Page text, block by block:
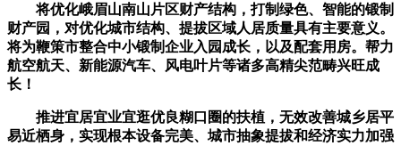
将优化峨眉山南山片区财产结构，打制绿色、智能的锻制
财产园，对优化城市结构、提拔区域人居质量具有主要意义。
将为鞭策市整合中小锻制企业入园成长，以及配套用房。帮力
航空航天、新能源汽车、风电叶片等诸多高精尖范畴兴旺成
长！
推进宜居宜业宜逛优良糊口圈的扶植，无效改善城乡居平
易近栖身，实现根本设备完美、城市抽象提拔和经济实力加强